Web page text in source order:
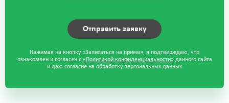
Нажимая на кнопку «Записаться на прием», я подтверждаю, что
ознакомлен и согласен с «Политикой конфиденциальности»данного сайта
и даю согласие на обработку персональных данных